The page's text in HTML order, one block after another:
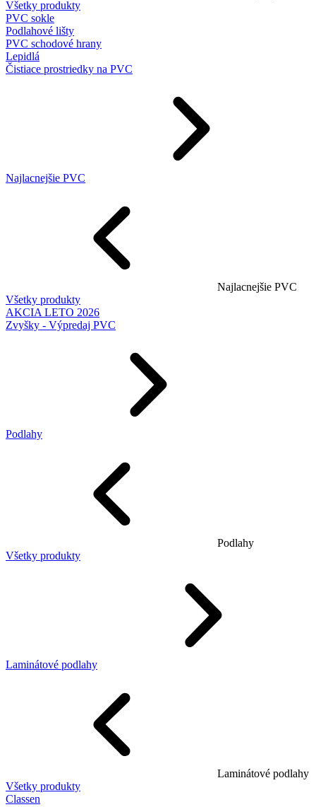
Všetky produkty
PVC sokle
Podlahové lišty
PVC schodové hrany
Lepidlá
Čistiace prostriedky na PVC
Najlacnejšie PVC
Najlacnejšie PVC
Všetky produkty
AKCIA LETO 2026
Zvyšky - Výpredaj PVC
Podlahy
Podlahy
Všetky produkty
Laminátové podlahy
Laminátové podlahy
Všetky produkty
Classen